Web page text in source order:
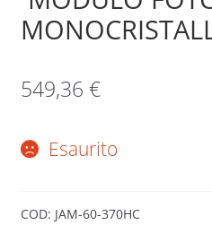
549,36 €
Esaurito
COD: JAM-60-370HC